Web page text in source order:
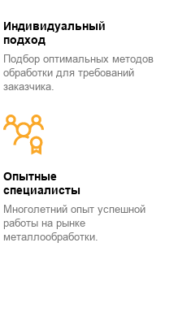
Индивидуальный
подход
Подбор оптимальных методов
обработки для требований
заказчика.
Опытные
специалисты
Многолетний опыт успешной
работы на рынке
металлообработки.